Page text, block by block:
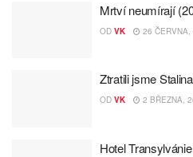
Mrtví neumírají
OD VK 26 ČERVNA,
Ztratili jsme
OD VK 2 BŘEZNA,
Hotel